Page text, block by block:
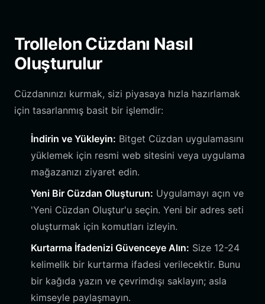
Trollelon Cüzdanı Nasıl
Oluşturulur
Cüzdanınızı kurmak, sizi piyasaya hızla hazırlamak
için tasarlanmış basit bir işlemdir:
İndirin ve Yükleyin: Bitget Cüzdan uygulamasını
yüklemek için resmi web sitesini veya uygulama
mağazanızı ziyaret edin.
Yeni Bir Cüzdan Oluşturun: Uygulamayı açın ve
'Yeni Cüzdan Oluştur'u seçin. Yeni bir adres seti
oluşturmak için komutları izleyin.
Kurtarma İfadenizi Güvenceye Alın: Size 12-24
kelimelik bir kurtarma ifadesi verilecektir. Bunu
bir kağıda yazın ve çevrimdışı saklayın; asla
kimseyle paylaşmayın.